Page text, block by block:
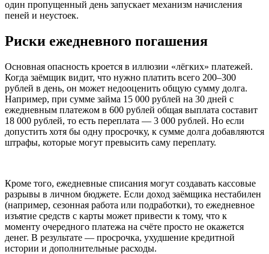
один пропущенный день запускает механизм начисления
пеней и неустоек.
Риски ежедневного погашения
Основная опасность кроется в иллюзии «лёгких» платежей.
Когда заёмщик видит, что нужно платить всего 200–300
рублей в день, он может недооценить общую сумму долга.
Например, при сумме займа 15 000 рублей на 30 дней с
ежедневным платежом в 600 рублей общая выплата составит
18 000 рублей, то есть переплата — 3 000 рублей. Но если
допустить хотя бы одну просрочку, к сумме долга добавляются
штрафы, которые могут превысить саму переплату.
Кроме того, ежедневные списания могут создавать кассовые
разрывы в личном бюджете. Если доход заёмщика нестабилен
(например, сезонная работа или подработки), то ежедневное
изъятие средств с карты может привести к тому, что к
моменту очередного платежа на счёте просто не окажется
денег. В результате — просрочка, ухудшение кредитной
истории и дополнительные расходы.